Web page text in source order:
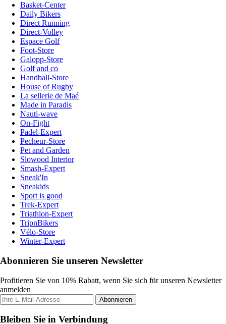
Basket-Center
Daily Bikers
Direct Running
Direct-Volley
Espace Golf
Foot-Store
Galopp-Store
Golf and co
Handball-Store
House of Rugby
La sellerie de Maé
Made in Paradis
Nauti-wave
On-Fight
Padel-Expert
Pecheur-Store
Pet and Garden
Slowood Interior
Smash-Expert
Sneak'In
Sneakids
Sport is good
Trek-Expert
Triathlon-Expert
TripnBikers
Vélo-Store
Winter-Expert
Abonnieren Sie unseren Newsletter
Profitieren Sie von 10% Rabatt, wenn Sie sich für unseren Newsletter
anmelden
Abonnieren
Bleiben Sie in Verbindung